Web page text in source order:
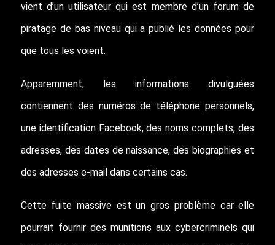
vient d’un utilisateur qui est membre d’un forum de
piratage de bas niveau qui a publié les données pour
que tous les voient.
Apparemment, les informations divulguées
contiennent des numéros de téléphone personnels,
une identification Facebook, des noms complets, des
adresses, des dates de naissance, des biographies et
des adresses e-mail dans certains cas.
Cette fuite massive est un gros problème car elle
pourrait fournir des munitions aux cybercriminels qui